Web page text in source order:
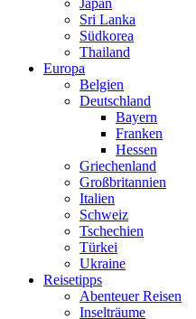
Japan
Sri Lanka
Südkorea
Thailand
Europa
Belgien
Deutschland
Bayern
Franken
Hessen
Griechenland
Großbritannien
Italien
Schweiz
Tschechien
Türkei
Ukraine
Reisetipps
Abenteuer Reisen
Inselträume